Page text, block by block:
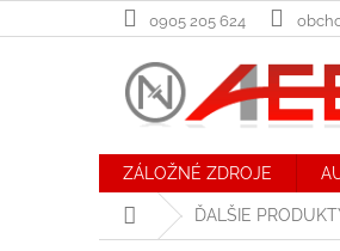
na
0905 205 624
ZÁLOŽNÉ ZDROJE
DomovĎALŠIE